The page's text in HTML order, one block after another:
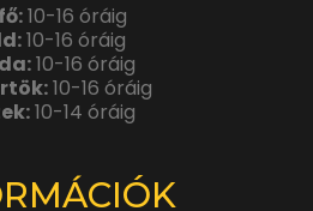
10-16 óráig
10-16 óráig
10-16 óráig
10-16 óráig
10-14 óráig